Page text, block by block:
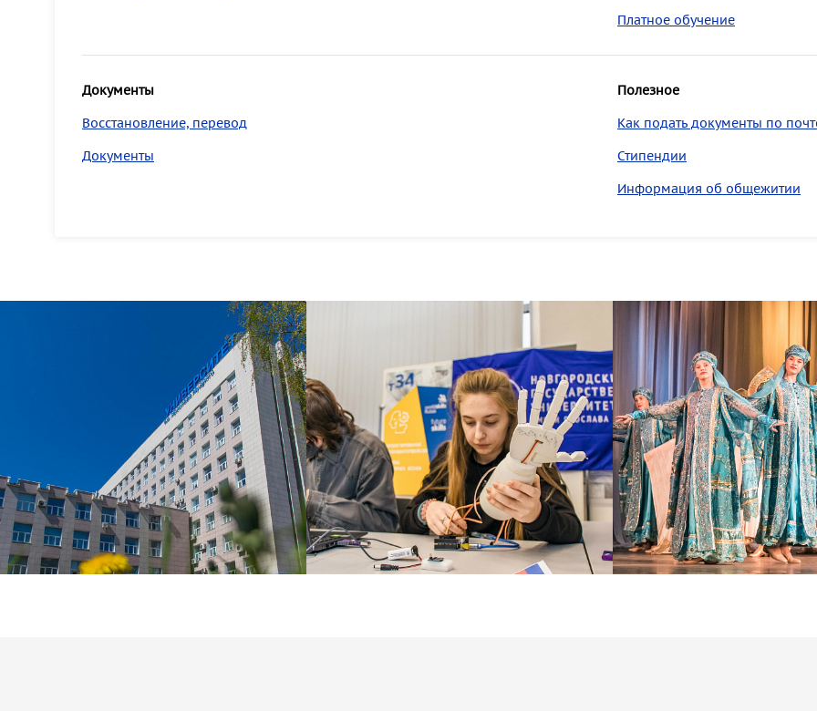
Платное обучение
Документы
Восстановление, перевод
Документы
Полезное
Как подать документы по
Стипендии
Информация об общежитии